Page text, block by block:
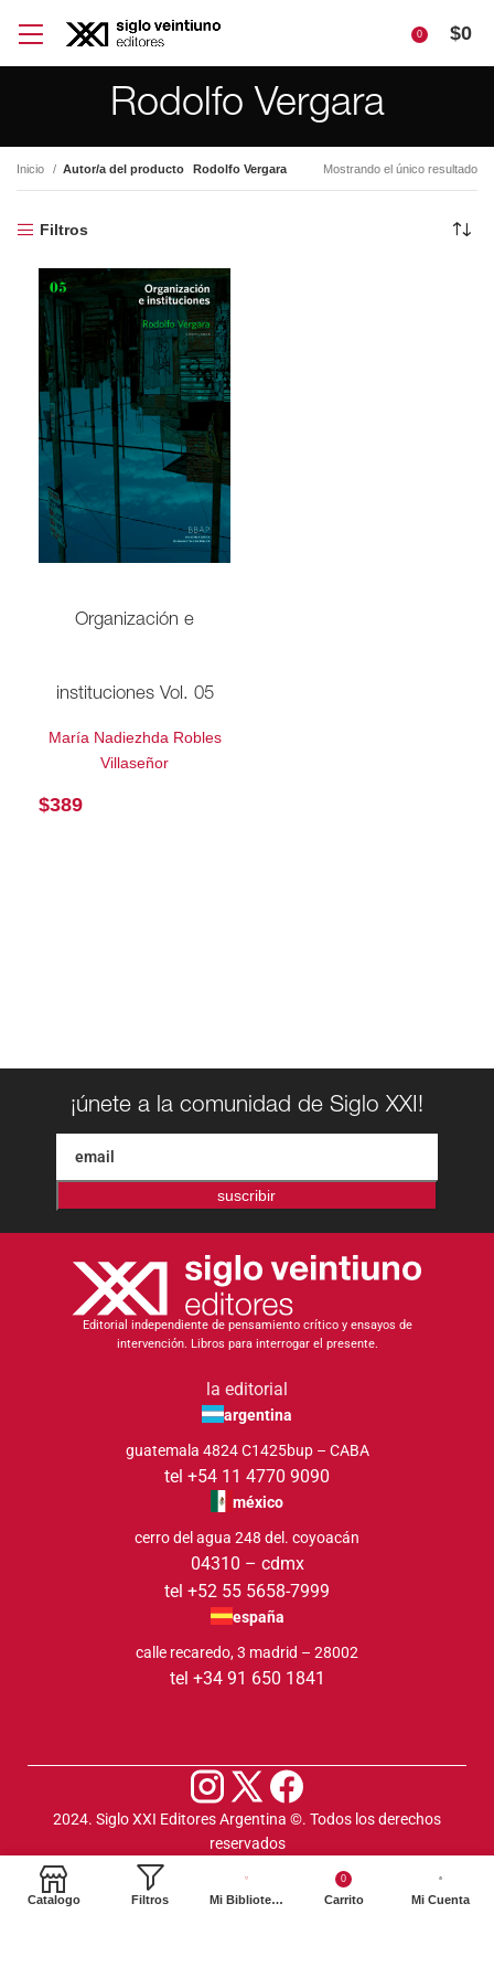
0 $0
Rodolfo Vergara
Inicio Autor/a del producto Rodolfo Vergara Mostrando el único resultado
Filtros
Organización e
instituciones Vol. 05
María Nadiezhda Robles
Villaseñor
$389
¡únete a la comunidad de Siglo XXI!
suscribir
Editorial independiente de pensamiento crítico y ensayos de
intervención. Libros para interrogar el presente.
la editorial
argentina
guatemala 4824 C1425bup – CABA
tel +54 11 4770 9090
méxico
cerro del agua 248 del. coyoacán
04310 – cdmx
tel +52 55 5658-7999
españa
calle recaredo, 3 madrid – 28002
tel +34 91 650 1841
2024. Siglo XXI Editores Argentina ©️. Todos los derechos
reservados
Catalogo Filtros Mi Biblioteca
0
Carrito Mi Cuenta